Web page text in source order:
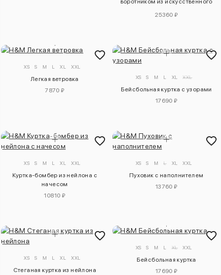
воротником из искусственного
25360 ₽
XS S M L XL XXL
Легкая ветровка
7870 ₽
XS S M L XL XXL
Бейсбольная куртка с узорами
17690 ₽
XS S M L XL XXL
Куртка-бомбер из нейлона с
начесом
10810 ₽
XS S M L XL XXL
Пуховик с наполнителем
13760 ₽
XS S M L XL XXL
Стеганая куртка из нейлона
XS S M L XL XXL
Бейсбольная куртка
17690 ₽